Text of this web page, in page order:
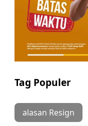
Tag Populer
alasan Resign